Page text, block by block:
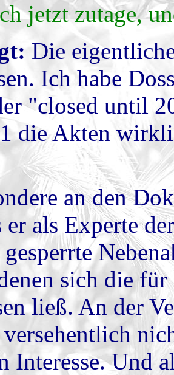
jetzt zutage,
Die
Ich habe
"closed until
die Akten
an den
er als Experte
sich die
ließ. An der
Interesse. Und